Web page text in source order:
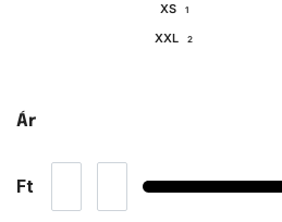
XS 1
XXL 2
Ár
Ft